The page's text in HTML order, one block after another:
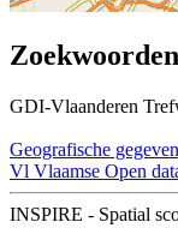
Zoekwoorden
GDI-Vlaanderen
Geografische
Vl Vlaamse Open
INSPIRE - Spatial